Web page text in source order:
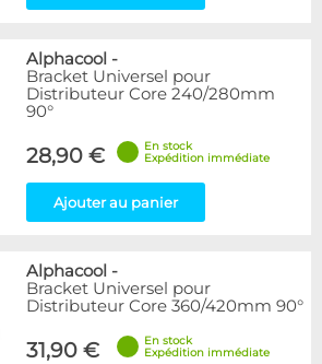
Alphacool -
Bracket Universel pour
Distributeur Core 240/280mm
90°
28,90 €
En stock
Expédition immédiate
Ajouter au panier
Alphacool -
Bracket Universel pour
Distributeur Core 360/420mm 90°
31,90 €
En stock
Expédition immédiate